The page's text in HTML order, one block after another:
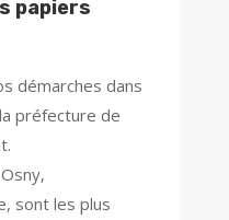
papiers
démarches dans
préfecture de
Osny,
, sont les plus